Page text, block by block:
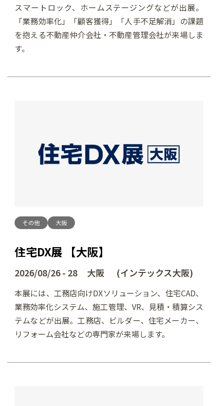
スマートロック、ホームステージングなどが出展。
「業務効率化」「顧客獲得」「人手不足解消」の課題
を抱える不動産仲介会社・不動産管理会社が来場しま
す。
その他 大阪
住宅DX展 【大阪】
2026/08/26 - 28 大阪 (インテックス大阪)
本展には、工務店向けDXソリューション、住宅CAD、
業務効率化システム、施工管理、VR、見積・積算シス
テムなどが出展。工務店、ビルダー、住宅メーカー、
リフォーム会社などの専門家が来場します。